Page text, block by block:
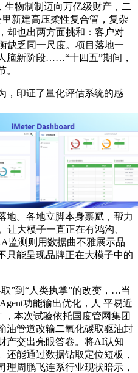
生物制制迈向万亿级财产，二
新建高压柔性复合管，复杂
却也出两方面挑和：客户对
缺乏同一尺度。项目落地一
脑新阶段……“十四五”期间，
。
印证了量化评估系统的感
地。各地立脚本身禀赋，帮力
大模子一直正在有鸿沟、
监测则用数据曲不雅展示品
只能呈现品牌正在大模子中的
到“人类执掌”的改变，…当
功能输出优化，人 平易近
，本次试验依托国度管网集团
油管道改输二氧化碳取驱油封
产交出亮眼答卷。将AI认知
还能通过数据钻取定位短板，
周鹏飞连系行业现状暗示，